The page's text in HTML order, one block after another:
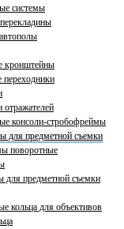
системы
кронштейны
переходники
отражателей
консоли-стробофреймы
для предметной съемки
поворотные
для предметной съемки
кольца для объективов